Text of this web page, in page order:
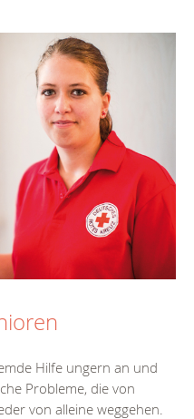
Hilfe ungern an und
Probleme, die von
von alleine weggehen.